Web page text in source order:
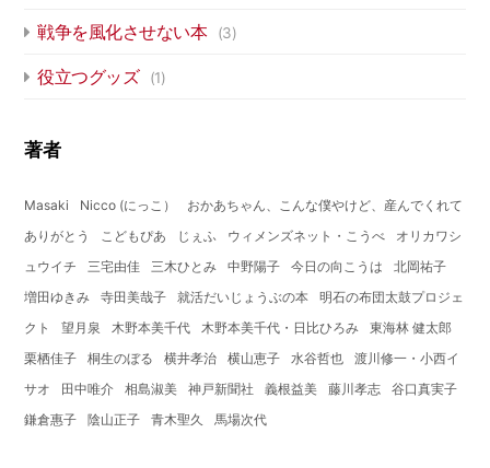
戦争を風化させない本 (3)
役立つグッズ (1)
著者
Masaki Nicco (にっこ）
おかあちゃん、こんな僕やけど、産んでくれて
ありがとう
こどもぴあ じぇふ ウィメンズネット・こうべ
オリカワシ
ュウイチ
三宅由佳 三木ひとみ 中野陽子 今日の向こうは
北岡祐子
増田ゆきみ
寺田美哉子 就活だいじょうぶの本
明石の布団太鼓プロジェ
クト
望月泉 木野本美千代 木野本美千代・日比ひろみ
東海林 健太郎
栗栖佳子
桐生のぼる 横井孝治 横山恵子 水谷哲也
渡川修一・小西イ
サオ
田中唯介 相島淑美 神戸新聞社 義根益美 藤川孝志
谷口真実子
鎌倉惠子
陰山正子 青木聖久 馬場次代